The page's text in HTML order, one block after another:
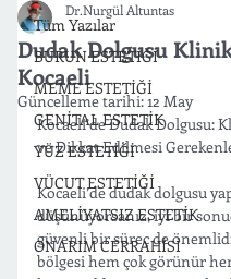
Tüm Yazılar
BURUN ESTETİĞİ
MEME ESTETİĞİ
GENİTAL ESTETİK
YÜZ ESTETİĞİ
VÜCUT ESTETİĞİ
AMELİYATSIZ ESTETİK
ONARIM CERRAHİSİ
Dudak Dolgusu
Kocaeli
Dr.Nurgül Altuntas
Güncelleme tarihi:12 May
Kocaeli’de Dudak Dolgusu:
ve Dikkat Edilmesi
Kocaeli’de dudak dolgusu
düşünüyorsanız, iyi bir
güvenli bir süreç de
bölgesi hem çok görünür